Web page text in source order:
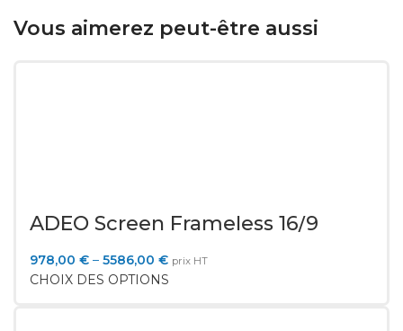
Vous aimerez peut-être aussi
ADEO Screen Frameless 16/9
978,00 € – 5586,00 € prix HT
CHOIX DES OPTIONS